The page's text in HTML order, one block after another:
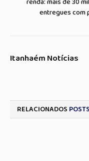
entregues com
Itanhaém Notícias
RELACIONADOS POSTS